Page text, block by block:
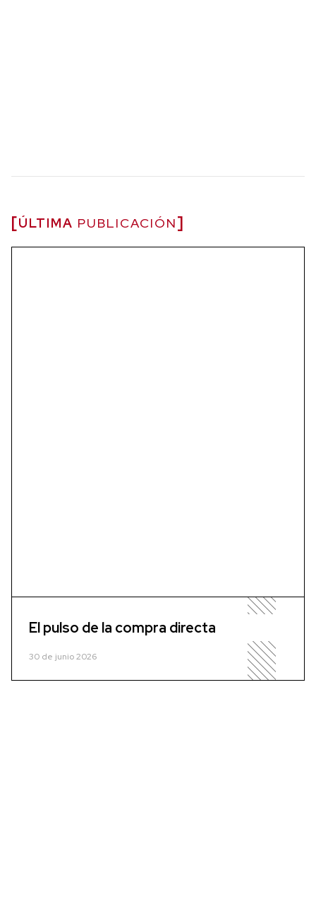
ÚLTIMA PUBLICACIÓN
El pulso de la compra directa
30 de junio 2026